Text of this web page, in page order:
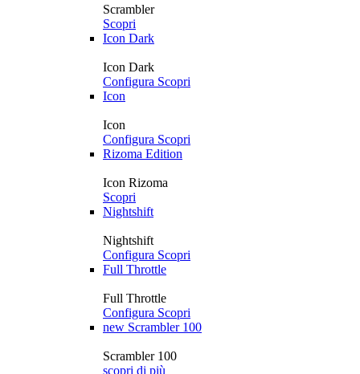
Scrambler
Scopri
Icon Dark
Icon Dark
Configura Scopri
Icon
Icon
Configura Scopri
Rizoma Edition
Icon Rizoma
Scopri
Nightshift
Nightshift
Configura Scopri
Full Throttle
Full Throttle
Configura Scopri
new Scrambler 100
Scrambler 100
scopri di più